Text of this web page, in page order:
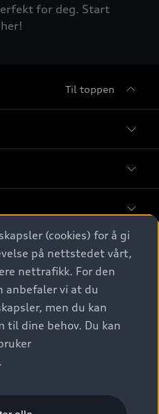
for deg. Start
Til toppen
Reserved.
(cookies) for å gi
på nettstedet vårt,
nettrafikk. For den
anbefaler vi at du
men du kan
til dine behov. Du kan